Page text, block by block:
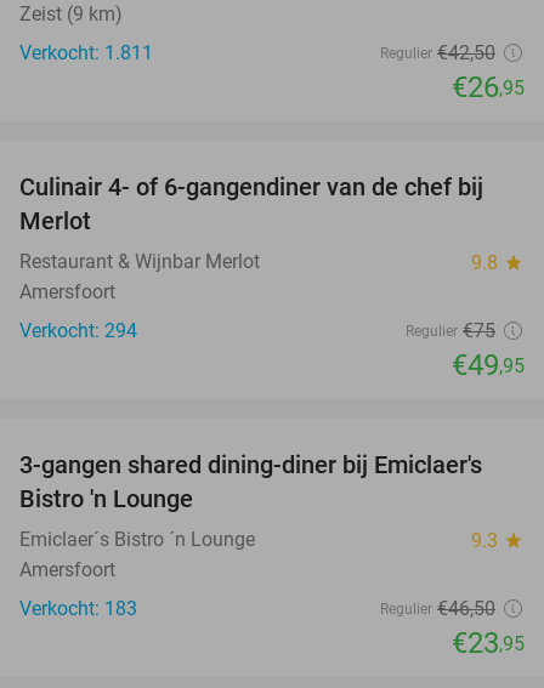
Zeist (9 km)
Verkocht: 1.811
Regulier €42,50
€26,95
33%
Culinair 4- of 6-gangendiner van de chef bij
Merlot
Restaurant & Wijnbar Merlot 9.8 star
Amersfoort
Verkocht: 294
Regulier €75
€49,95
48%
3-gangen shared dining-diner bij Emiclaer's
Bistro 'n Lounge
Emiclaer´s Bistro ´n Lounge 9.3 star
Amersfoort
Verkocht: 183
Regulier €46,50
€23,95